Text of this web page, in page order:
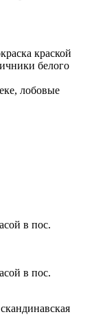
краской
белого
лобовые
в пос.
в пос.